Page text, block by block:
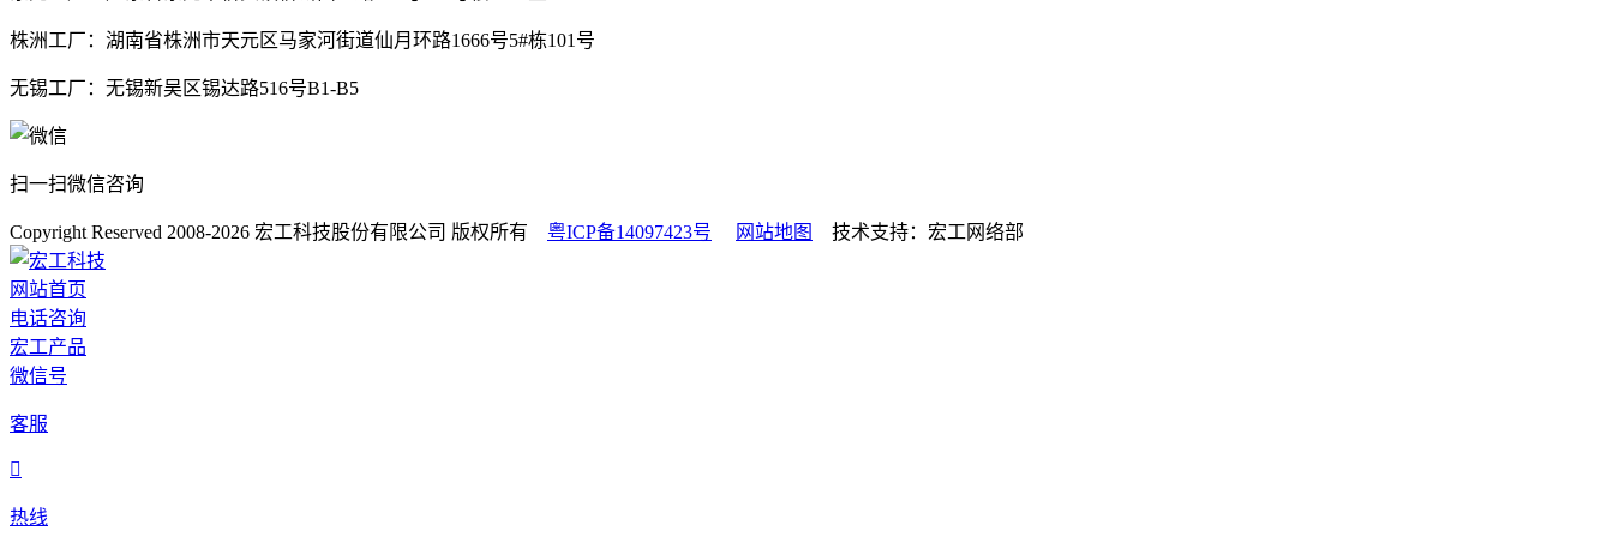
株洲工厂：湖南省株洲市天元区马家河街道仙月环路1666号5#栋101号
无锡工厂：无锡新吴区锡达路516号B1-B5
扫一扫微信咨询
Copyright Reserved 2008-2026 宏工科技股份有限公司 版权所有 粤ICP备14097423号 网站地图 技术支持：宏工网络部
网站首页
电话咨询
宏工产品
微信号
客服

热线